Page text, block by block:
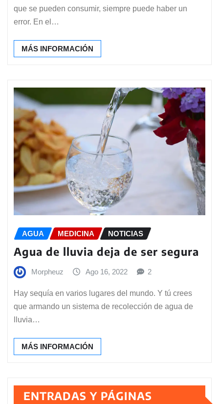
que se pueden consumir, siempre puede haber un
error. En el…
MÁS INFORMACIÓN
AGUA MEDICINA NOTICIAS
Agua de lluvia deja de ser segura
Morpheuz Ago 16, 2022 2
Hay sequía en varios lugares del mundo. Y tú crees
que armando un sistema de recolección de agua de
lluvia…
MÁS INFORMACIÓN
ENTRADAS Y PÁGINAS